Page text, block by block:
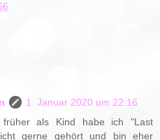
1. Januar 2020 um 22:16
als Kind habe ich "Last
gerne gehört und bin eher